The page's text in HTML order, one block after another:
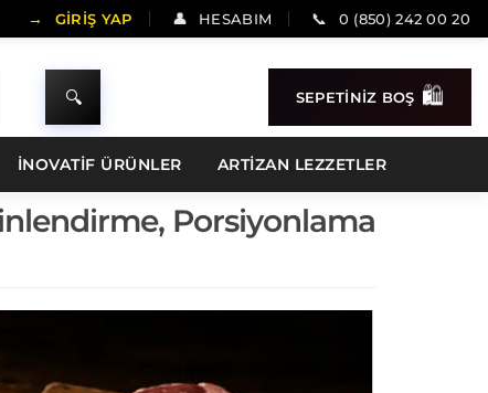
GİRİŞ YAP HESABIM 0 (850) 242 00 20
SEPETİNİZ BOŞ
İNOVATİF ÜRÜNLER ARTIZAN LEZZETLER
Porsiyonlama